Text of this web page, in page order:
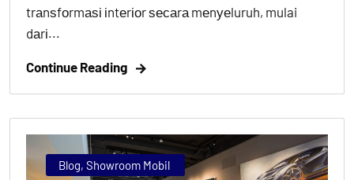
trаnѕfоrmаѕі іntеrіоr ѕесаrа mеnуеluruh, mulai
dаrі...
Continue Reading
Blog, Showroom Mobil